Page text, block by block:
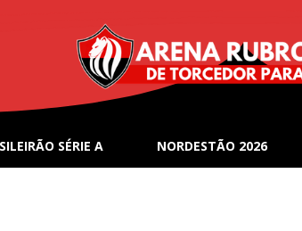
SÉRIE A NORDESTÃO 2026